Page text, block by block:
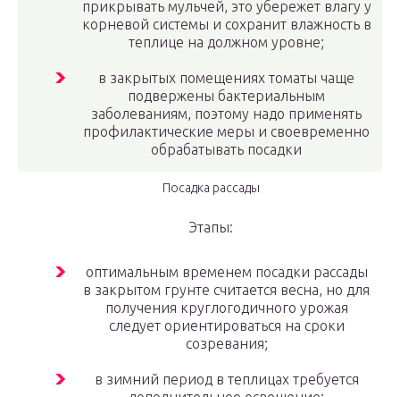
прикрывать мульчей, это убережет влагу у
корневой системы и сохранит влажность в
теплице на должном уровне;
в закрытых помещениях томаты чаще
подвержены бактериальным
заболеваниям, поэтому надо применять
профилактические меры и своевременно
обрабатывать посадки
Посадка рассады
Этапы:
оптимальным временем посадки рассады
в закрытом грунте считается весна, но для
получения круглогодичного урожая
следует ориентироваться на сроки
созревания;
в зимний период в теплицах требуется